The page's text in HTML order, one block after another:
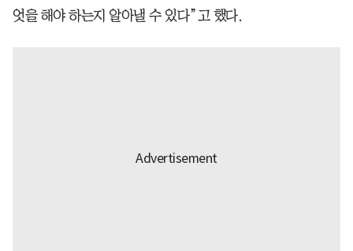
엇을 해야 하는지 알아낼 수 있다”고 했다.